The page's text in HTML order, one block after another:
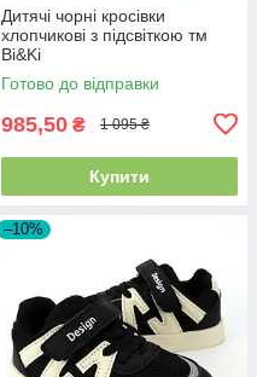
Дитячі чорні кросівки
хлопчикові з підсвіткою тм
Bi&Ki
Готово до відправки
985,50 ₴ 1 095 ₴
Купити
–10%